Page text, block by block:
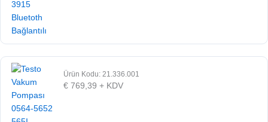
Ürün Kodu: 21.336.001
€ 769,39 + KDV